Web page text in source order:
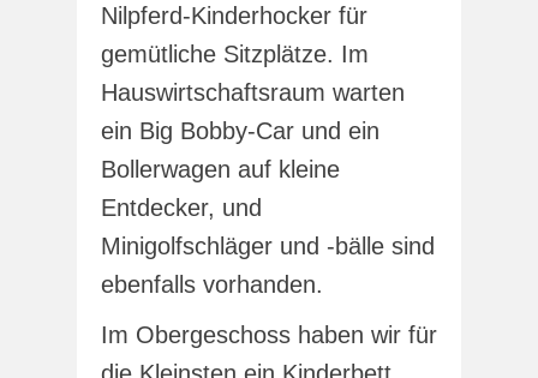
Nilpferd-Kinderhocker für
gemütliche Sitzplätze. Im
Hauswirtschaftsraum warten
ein Big Bobby-Car und ein
Bollerwagen auf kleine
Entdecker, und
Minigolfschläger und -bälle sind
ebenfalls vorhanden.
Im Obergeschoss haben wir für